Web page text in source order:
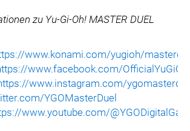
zu Yu-Gi-Oh! MASTER DUEL
www.konami.com/yugioh/
www.facebook.com/
www.instagram.com/
YGOMasterDuel
www.youtube.com/